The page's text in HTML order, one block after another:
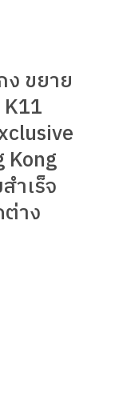
ง ขยาย
Kong
ำเร็จ
าง